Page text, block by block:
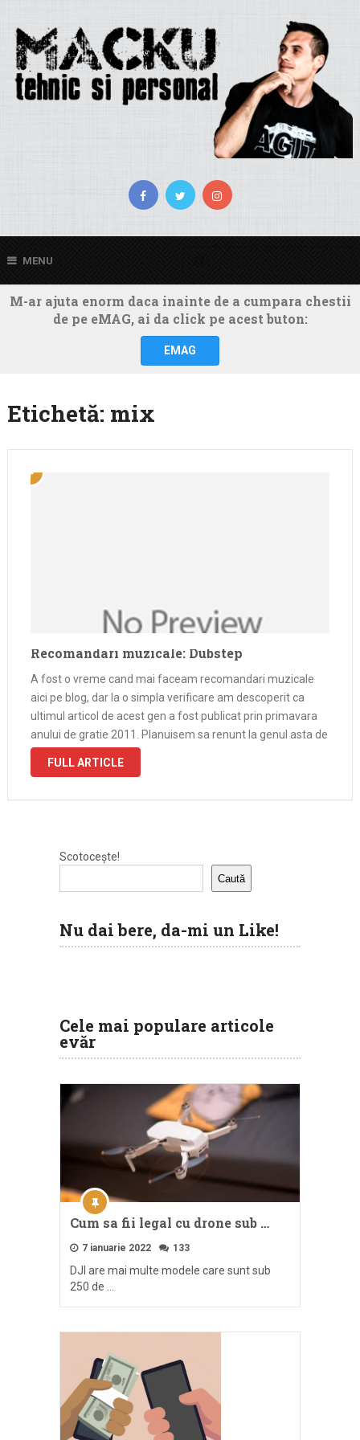
MENU
M-ar ajuta enorm daca inainte de a cumpara chestii
de pe eMAG, ai da click pe acest buton:
EMAG
Etichetă: mix
Recomandari muzicale: Dubstep
A fost o vreme cand mai faceam recomandari muzicale
aici pe blog, dar la o simpla verificare am descoperit ca
ultimul articol de acest gen a fost publicat prin primavara
anului de gratie 2011. Planuisem sa renunt la genul asta de
articole pana am descoperit un …
FULL ARTICLE
Scotocește!
Caută
Nu dai bere, da-mi un Like!
Cele mai populare articole
evăr
Cum sa fii legal cu drone sub …
7 ianuarie 2022 133
DJI are mai multe modele care sunt sub
250 de …